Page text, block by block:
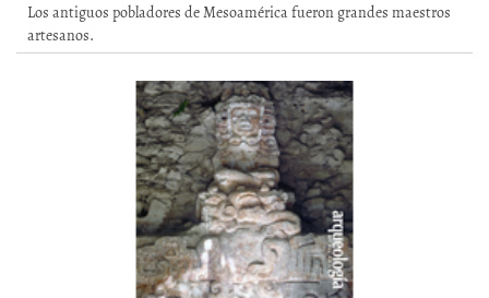
Los antiguos pobladores de Mesoamérica fueron grandes maestros
artesanos.